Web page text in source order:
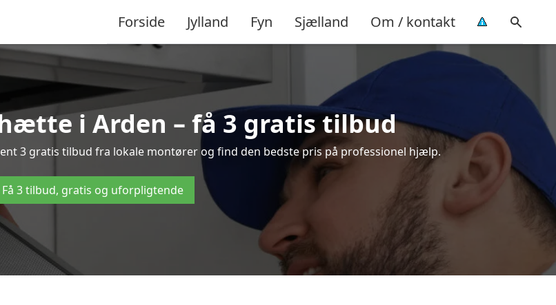
Forside Jylland Fyn Sjælland Om / kontakt
i Arden – få 3 gratis tilbud
3 gratis tilbud fra lokale montører og find den bedste pris på professionel hjælp.
Få 3 tilbud, gratis og uforpligtende